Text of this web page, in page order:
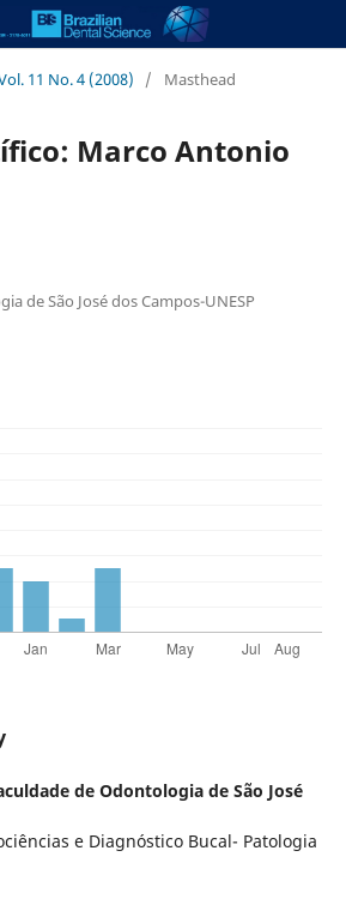
11 No. 4 (2008) / Masthead
Marco Antonio
de São José dos Campos-UNESP
de Odontologia de São José
e Diagnóstico Bucal- Patologia